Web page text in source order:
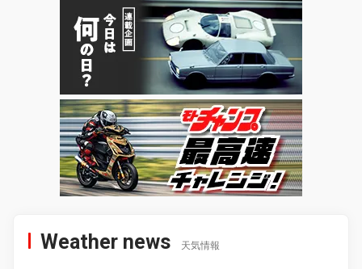
Weather news 天気情報